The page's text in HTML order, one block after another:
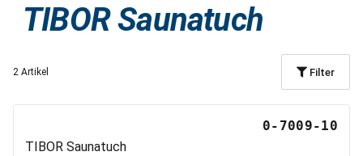
TIBOR Saunatuch
2 Artikel Filter
0-7009-10
TIBOR Saunatuch